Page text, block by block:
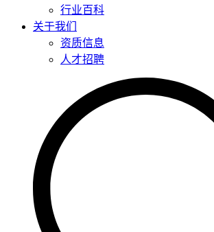
行业百科
关于我们
资质信息
人才招聘